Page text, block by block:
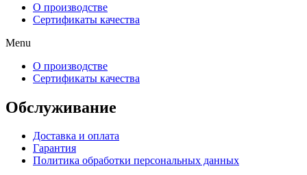
О производстве
Сертификаты качества
Menu
О производстве
Сертификаты качества
Обслуживание
Доставка и оплата
Гарантия
Политика обработки персональных данных